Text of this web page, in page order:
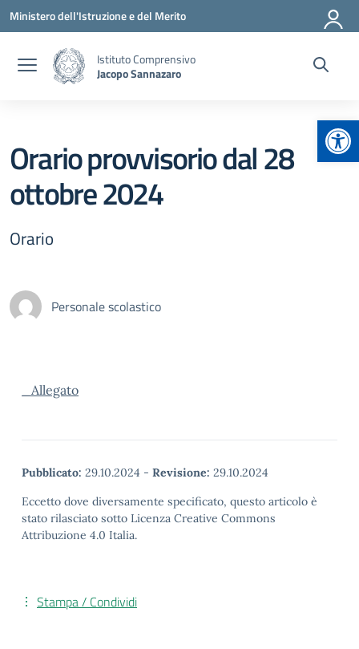
Vai ai contenuti
Vai al menu di navigazione
Vai al footer
Ministero dell'Istruzione e del Merito
Istituto Comprensivo
Jacopo Sannazaro
Orario provvisorio dal 28
ottobre 2024
Orario
Personale scolastico
_Allegato
Pubblicato: 29.10.2024 - Revisione: 29.10.2024
Eccetto dove diversamente specificato, questo articolo è
stato rilasciato sotto Licenza Creative Commons
Attribuzione 4.0 Italia.
Stampa / Condividi